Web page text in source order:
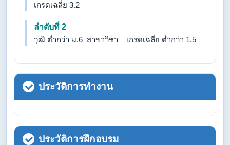
เกรดเฉลี่ย 3.2
ลำดับที่ 2
วุฒิ ต่ำกว่า ม.6 สาขาวิชา เกรดเฉลี่ย ต่ำกว่า 1.5
ประวัติการทำงาน
ประวัติการฝึกอบรม